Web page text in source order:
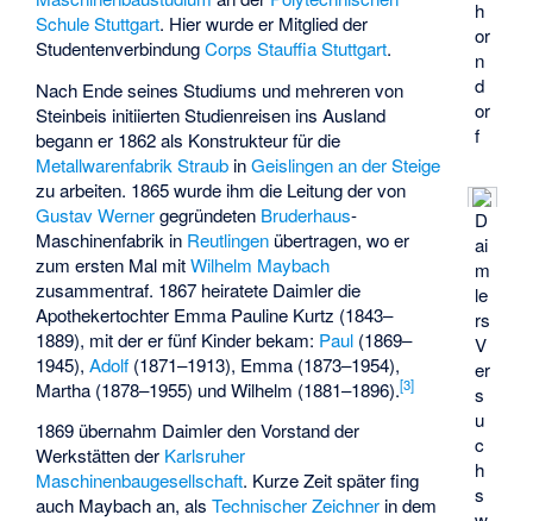
h
or
n
d
or
f
D
ai
m
le
rs
V
er
s
u
c
h
s
Schule Stuttgart. Hier wurde er Mitglied der
StudentenverbindungCorps Stauffia Stuttgart.
Nach Ende seines Studiums und mehreren von
Steinbeis initiierten Studienreisen ins Ausland
begann er 1862 als Konstrukteur für die
Metallwarenfabrik Straub inGeislingen an der Steige
zu arbeiten. 1865 wurde ihm die Leitung der von
Gustav Wernergegründeten Bruderhaus-
Maschinenfabrik in Reutlingen übertragen, wo er
zum ersten Mal mitWilhelm Maybach
zusammentraf. 1867 heiratete Daimler die
Apothekertochter Emma Pauline Kurtz (1843–
1889), mit der er fünf Kinder bekam: Paul (1869–
1945),Adolf (1871–1913), Emma (1873–1954),
Martha (1878–1955) und Wilhelm (1881–1896).[3]
1869 übernahm Daimler den Vorstand der
Werkstätten der Karlsruher
Maschinenbaugesellschaft. Kurze Zeit später fing
auch Maybach an, alsTechnischer Zeichner in dem